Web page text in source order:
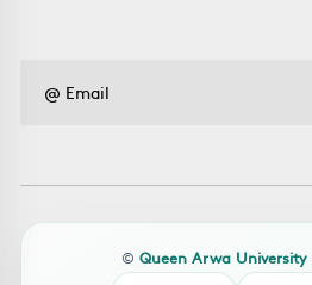
© Queen Arwa University